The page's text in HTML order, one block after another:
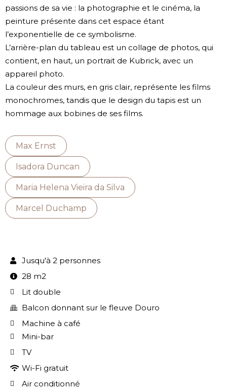
passions de sa vie : la photographie et le cinéma, la
peinture présente dans cet espace étant
l’exponentielle de ce symbolisme.
L’arrière-plan du tableau est un collage de photos, qui
contient, en haut, un portrait de Kubrick, avec un
appareil photo.
La couleur des murs, en gris clair, représente les films
monochromes, tandis que le design du tapis est un
hommage aux bobines de ses films.
Max Ernst
Isadora Duncan
Maria Helena Vieira da Silva
Marcel Duchamp
Jusqu'à 2 personnes
28 m2
Lit double
Balcon donnant sur le fleuve Douro
Machine à café
Mini-bar
TV
Wi-Fi gratuit
Air conditionné